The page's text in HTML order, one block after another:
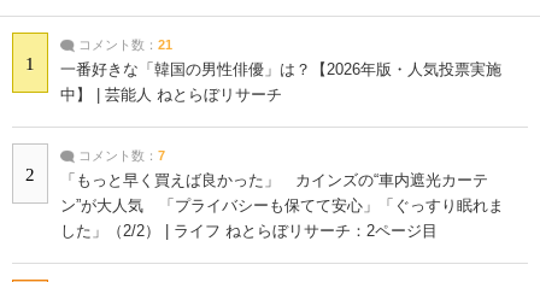
1
コメント数： 21
一番好きな「韓国の男性俳優」は？【2026年版・人気投票実施
中】 | 芸能人 ねとらぼリサーチ
2
コメント数： 7
「もっと早く買えば良かった」 カインズの“車内遮光カーテ
ン”が大人気 「プライバシーも保てて安心」「ぐっすり眠れま
した」（2/2） | ライフ ねとらぼリサーチ：2ページ目